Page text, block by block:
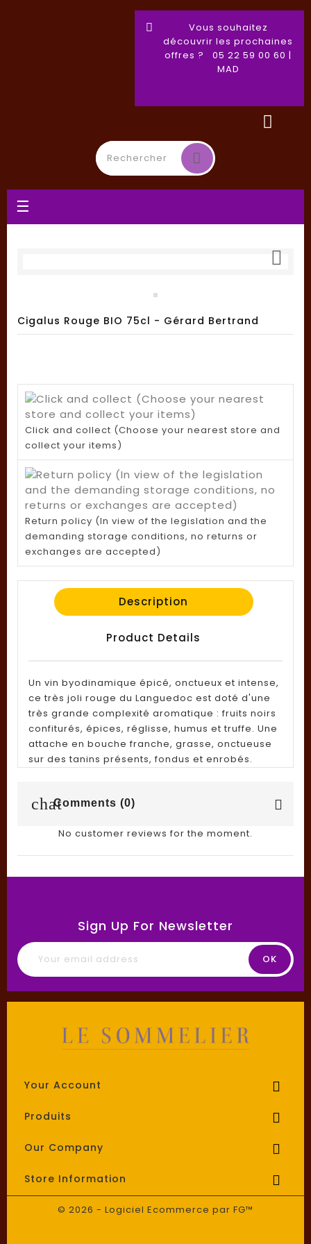
Vous souhaitez
découvrir les prochaines
offres ? 05 22 59 00 60 |
MAD
Toggle
navigation
☰

Cigalus Rouge BIO 75cl - Gérard Bertrand
Click and collect (Choose your nearest store and
collect your items)
Return policy (In view of the legislation and the
demanding storage conditions, no returns or
exchanges are accepted)
Description
Product Details
Un vin byodinamique épicé, onctueux et intense,
ce très joli rouge du Languedoc est doté d'une
très grande complexité aromatique : fruits noirs
confiturés, épices, réglisse, humus et truffe. Une
attache en bouche franche, grasse, onctueuse
sur des tanins présents, fondus et enrobés.
chatComments (0)
No customer reviews for the moment.
Sign Up For Newsletter
Your Account 
Produits 
Our Company 
Store Information 
© 2026 - Logiciel Ecommerce par FG™